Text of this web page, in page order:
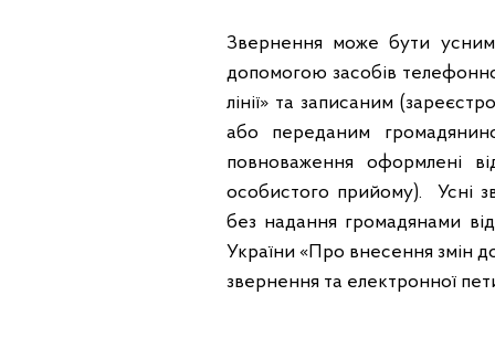
Звернення може бути
допомогою засобів
лінії» та записаним
або переданим
повноваження оформлені
особистого прийому). Усні
без надання громадянами
України «Про внесення змін
звернення та електронної